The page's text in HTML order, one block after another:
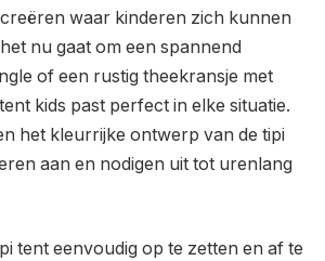
waar kinderen zich kunnen
nu gaat om een spannend
of een rustig theekransje met
kids past perfect in elke situatie.
het kleurrijke ontwerp van de tipi
aan en nodigen uit tot urenlang
tent eenvoudig op te zetten en af te